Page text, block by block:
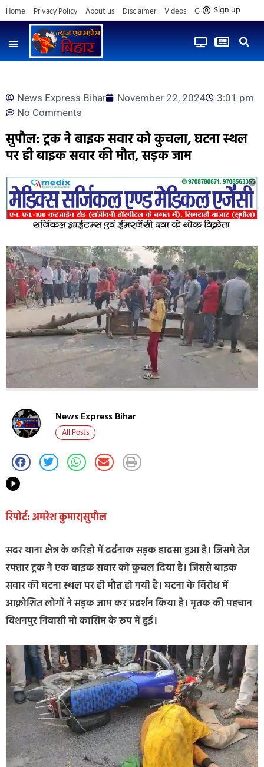
Home Privacy Policy About us Disclaimer Videos Contact us
Sign up
News Express Bihar November 22, 2024
3:01 pm
No Comments
सुपौल: ट्रक ने बाइक सवार को कुचला, घटना स्थल
पर ही बाइक सवार की मौत, सड़क जाम
News Express Bihar
All Posts
रिपोर्ट: अमरेश कुमार|सुपौल
सदर थाना क्षेत्र के करिहो में दर्दनाक सड़क हादसा हुआ है। जिसमे तेज
रफ्तार ट्रक ने एक बाइक सवार को कुचल दिया है। जिससे बाइक
सवार की घटना स्थल पर ही मौत हो गयी है। घटना के विरोध में
आक्रोशित लोगों ने सड़क जाम कर प्रदर्शन किया है। मृतक की पहचान
विशनपुर निवासी मो कासिम के रूप में हुई।